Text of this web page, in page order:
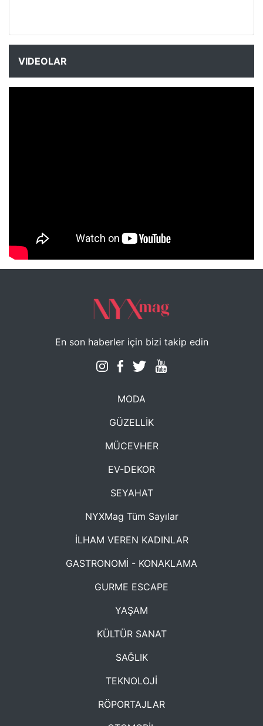
VIDEOLAR
NYXmag 2. Yaş Kutlama Etkinliği
En son haberler için bizi takip edin
MODA
GÜZELLİK
MÜCEVHER
EV-DEKOR
SEYAHAT
NYXMag Tüm Sayılar
İLHAM VEREN KADINLAR
GASTRONOMİ - KONAKLAMA
GURME ESCAPE
YAŞAM
KÜLTÜR SANAT
SAĞLIK
TEKNOLOJİ
RÖPORTAJLAR